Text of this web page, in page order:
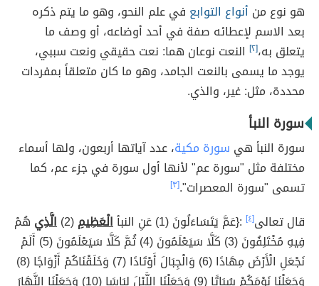
هو نوع من أنواع التوابع في علم النحو، وهو ما يتم ذكره
بعد الاسم لإعطائه صفة في أحد أوضاعه، أو وصف ما
يتعلق به،[٢]
النعت نوعان هما: نعت حقيقي ونعت سببي،
يوجد ما يسمى بالنعت الجامد، وهو ما كان متعلقاً بمفردات
محددة، مثل: غير، والذي.
سورة النبأ
سورة النبأ هي سورة مكية، عدد آياتها أربعون، ولها أسماء
مختلفة مثل "سورة عم" لأنها أول سورة في جزء عم، كما
تسمى "سورة المعصرات".[٣]
قال تعالى[٤] :{عَمَّ يَتَسَاءَلُونَ (1) عَنِ النبأ الْعَظِيمِ(2) الَّذِي هُمْ
فِيهِ مُخْتَلِفُونَ (3) كَلَّا سَيَعْلَمُونَ (4) ثُمَّ كَلَّا سَيَعْلَمُونَ (5) أَلَمْ
نَجْعَلِ الْأَرْضَ مِهَادًا (6) وَالْجِبَالَ أَوْتَادًا (7) وَخَلَقْنَاكُمْ أَزْوَاجًا (8)
وَجَعَلْنَا نَوْمَكُمْ سُبَاتًا (9) وَجَعَلْنَا اللَّيْلَ لِبَاسًا (10) وَجَعَلْنَا النَّهَارَ